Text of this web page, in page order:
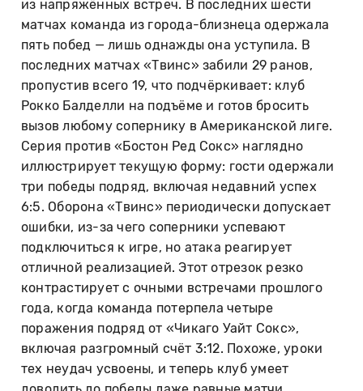
из напряжённых встреч. В последних шести
матчах команда из города-близнеца одержала
пять побед — лишь однажды она уступила. В
последних матчах «Твинс» забили 29 ранов,
пропустив всего 19, что подчёркивает: клуб
Рокко Балделли на подъёме и готов бросить
вызов любому сопернику в Американской лиге.
Серия против «Бостон Ред Сокс» наглядно
иллюстрирует текущую форму: гости одержали
три победы подряд, включая недавний успех
6:5. Оборона «Твинс» периодически допускает
ошибки, из-за чего соперники успевают
подключиться к игре, но атака реагирует
отличной реализацией. Этот отрезок резко
контрастирует с очными встречами прошлого
года, когда команда потерпела четыре
поражения подряд от «Чикаго Уайт Сокс»,
включая разгромный счёт 3:12. Похоже, уроки
тех неудач усвоены, и теперь клуб умеет